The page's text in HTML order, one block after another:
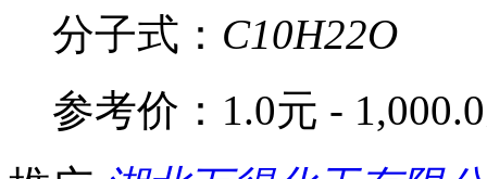
分子式： C10H22O
参考价： 1.0元 -